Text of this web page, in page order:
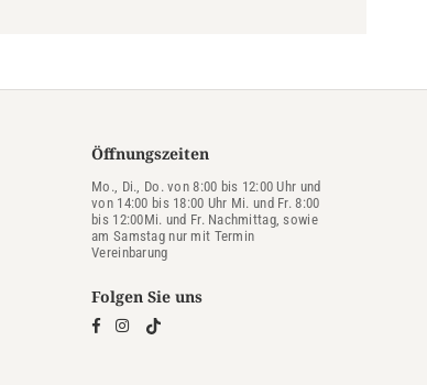
Öffnungszeiten
Mo., Di., Do. von 8:00 bis 12:00 Uhr und
von 14:00 bis 18:00 Uhr Mi. und Fr. 8:00
bis 12:00Mi. und Fr. Nachmittag, sowie
am Samstag nur mit Termin
Vereinbarung
Folgen Sie uns
Facebook
Instagram
TikTok